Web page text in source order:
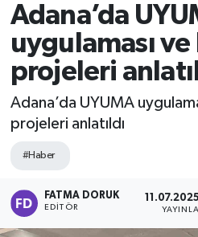
Adana’da
uygulaması ve
projeleri
Adana’da UYUMA
projeleri anlatıldı
#Haber
FATMA DORUK
EDITÖR
Tüm Manşetler
Son Dakika Haberleri